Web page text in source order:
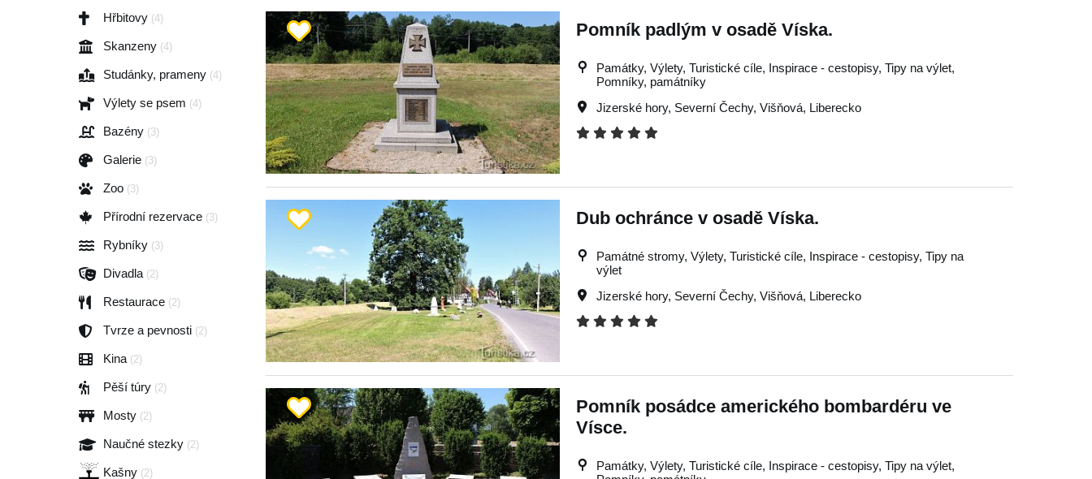
Hřbitovy (4)
Skanzeny (4)
Studánky, prameny (4)
Výlety se psem (4)
Bazény (3)
Galerie (3)
Zoo (3)
Přírodní rezervace (3)
Rybníky (3)
Divadla (2)
Restaurace (2)
Tvrze a pevnosti (2)
Kina (2)
Pěší túry (2)
Mosty (2)
Naučné stezky (2)
Kašny (2)
Pomník padlým v osadě Víska.
Památky, Výlety, Turistické cíle, Inspirace - cestopisy, Tipy na výlet,
Pomníky, památníky
Jizerské hory, Severní Čechy, Višňová, Liberecko
Dub ochránce v osadě Víska.
Památné stromy, Výlety, Turistické cíle, Inspirace - cestopisy, Tipy na
výlet
Jizerské hory, Severní Čechy, Višňová, Liberecko
Pomník posádce amerického bombardéru ve
Vísce.
Památky, Výlety, Turistické cíle, Inspirace - cestopisy, Tipy na výlet,